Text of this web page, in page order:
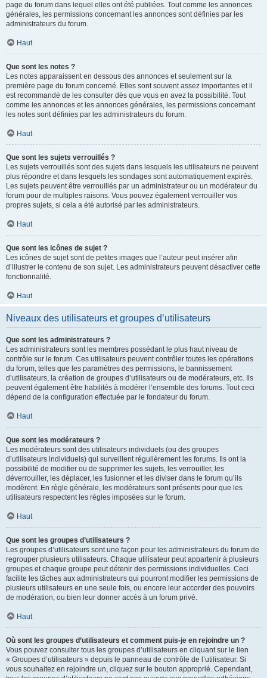
page du forum dans lequel elles ont été publiées. Tout comme les annonces
générales, les permissions concernant les annonces sont définies par les
administrateurs du forum.
Haut
Que sont les notes ?
Les notes apparaissent en dessous des annonces et seulement sur la
première page du forum concerné. Elles sont souvent assez importantes et il
est recommandé de les consulter dès que vous en avez la possibilité. Tout
comme les annonces et les annonces générales, les permissions concernant
les notes sont définies par les administrateurs du forum.
Haut
Que sont les sujets verrouillés ?
Les sujets verrouillés sont des sujets dans lesquels les utilisateurs ne peuvent
plus répondre et dans lesquels les sondages sont automatiquement expirés.
Les sujets peuvent être verrouillés par un administrateur ou un modérateur du
forum pour de multiples raisons. Vous pouvez également verrouiller vos
propres sujets, si cela a été autorisé par les administrateurs.
Haut
Que sont les icônes de sujet ?
Les icônes de sujet sont de petites images que l’auteur peut insérer afin
d’illustrer le contenu de son sujet. Les administrateurs peuvent désactiver cette
fonctionnalité.
Haut
Niveaux des utilisateurs et groupes d’utilisateurs
Que sont les administrateurs ?
Les administrateurs sont les membres possédant le plus haut niveau de
contrôle sur le forum. Ces utilisateurs peuvent contrôler toutes les opérations
du forum, telles que les paramètres des permissions, le bannissement
d’utilisateurs, la création de groupes d’utilisateurs ou de modérateurs, etc. Ils
peuvent également être habilités à modérer l’ensemble des forums. Tout ceci
dépend de la configuration effectuée par le fondateur du forum.
Haut
Que sont les modérateurs ?
Les modérateurs sont des utilisateurs individuels (ou des groupes
d’utilisateurs individuels) qui surveillent régulièrement les forums. Ils ont la
possibilité de modifier ou de supprimer les sujets, les verrouiller, les
déverrouiller, les déplacer, les fusionner et les diviser dans le forum qu’ils
modèrent. En règle générale, les modérateurs sont présents pour que les
utilisateurs respectent les règles imposées sur le forum.
Haut
Que sont les groupes d’utilisateurs ?
Les groupes d’utilisateurs sont une façon pour les administrateurs du forum de
regrouper plusieurs utilisateurs. Chaque utilisateur peut appartenir à plusieurs
groupes et chaque groupe peut détenir des permissions individuelles. Ceci
facilite les tâches aux administrateurs qui pourront modifier les permissions de
plusieurs utilisateurs en une seule fois, ou encore leur accorder des pouvoirs
de modération, ou bien leur donner accès à un forum privé.
Haut
Où sont les groupes d’utilisateurs et comment puis-je en rejoindre un ?
Vous pouvez consulter tous les groupes d’utilisateurs en cliquant sur le lien
« Groupes d’utilisateurs » depuis le panneau de contrôle de l’utilisateur. Si
vous souhaitez en rejoindre un, cliquez sur le bouton approprié. Cependant,